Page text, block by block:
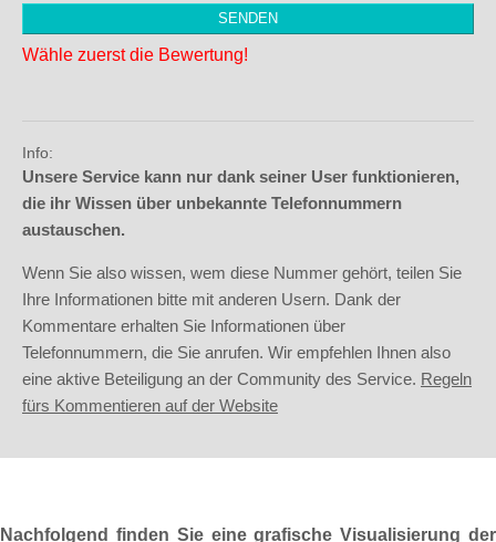
Wähle zuerst die Bewertung!
Info:
Unsere Service kann nur dank seiner User funktionieren,
die ihr Wissen über unbekannte Telefonnummern
austauschen.
Wenn Sie also wissen, wem diese Nummer gehört, teilen Sie
Ihre Informationen bitte mit anderen Usern. Dank der
Kommentare erhalten Sie Informationen über
Telefonnummern, die Sie anrufen. Wir empfehlen Ihnen also
eine aktive Beteiligung an der Community des Service. Regeln
fürs Kommentieren auf der Website
Nachfolgend finden Sie eine grafische Visualisierung der